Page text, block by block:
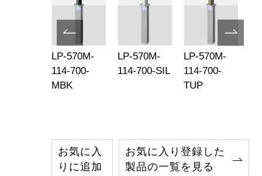
LP-570M-
114-700-
MBK
LP-570M-
114-700-SIL
LP-570M-
114-700-
TUP
お気に入
りに追加
お気に入り登録した
製品の一覧を見る